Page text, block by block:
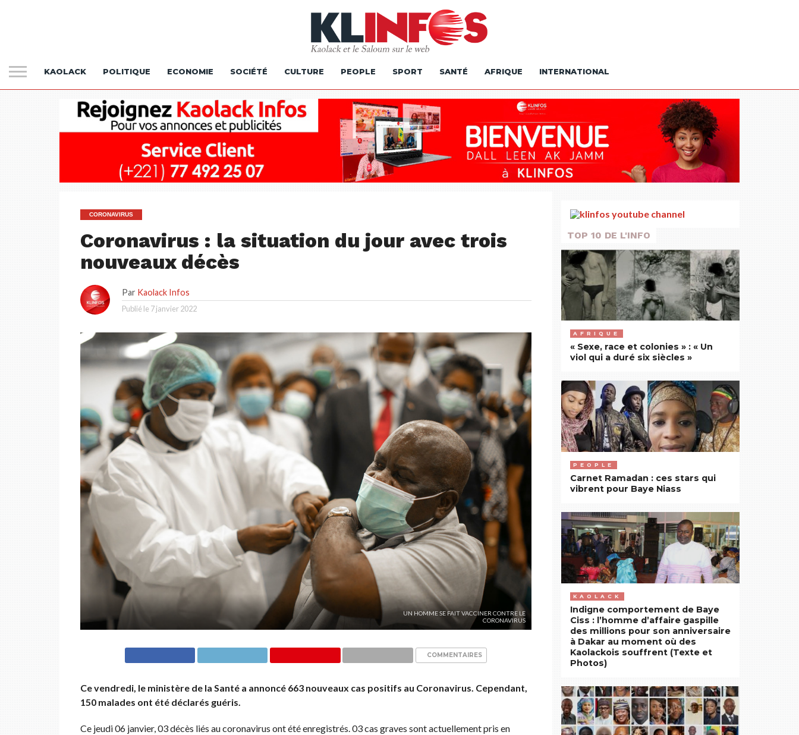
KAOLACK POLITIQUE ECONOMIE SOCIÉTÉ CULTURE PEOPLE SPORT SANTÉ AFRIQUE INTERNATIONAL
CORONAVIRUS
Coronavirus : la situation du jour avec trois
nouveaux décès
Par Kaolack Infos
Publié le 7 janvier 2022
UN HOMME SE FAIT VACCINER CONTRE LE
CORONAVIRUS
COMMENTAIRES
Ce vendredi, le ministère de la Santé a annoncé 663 nouveaux cas positifs au Coronavirus. Cependant,
150 malades ont été déclarés guéris.
Ce jeudi 06 janvier, 03 décès liés au coronavirus ont été enregistrés. 03 cas graves sont actuellement pris en
TOP 10 DE L'INFO
AFRIQUE
« Sexe, race et colonies » : « Un
viol qui a duré six siècles »
PEOPLE
Carnet Ramadan : ces stars qui
vibrent pour Baye Niass
KAOLACK
Indigne comportement de Baye
Ciss : l’homme d’affaire gaspille
des millions pour son anniversaire
à Dakar au moment où des
Kaolackois souffrent (Texte et
Photos)